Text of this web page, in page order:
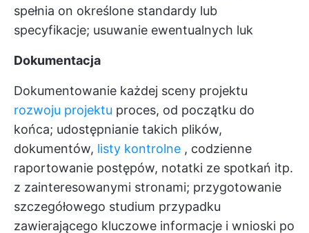
spełnia on określone standardy lub
specyfikacje; usuwanie ewentualnych luk
Dokumentacja
Dokumentowanie każdej sceny projektu
rozwoju projektu proces, od początku do
końca; udostępnianie takich plików,
dokumentów, listy kontrolne , codzienne
raportowanie postępów, notatki ze spotkań itp.
z zainteresowanymi stronami; przygotowanie
szczegółowego studium przypadku
zawierającego kluczowe informacje i wnioski po